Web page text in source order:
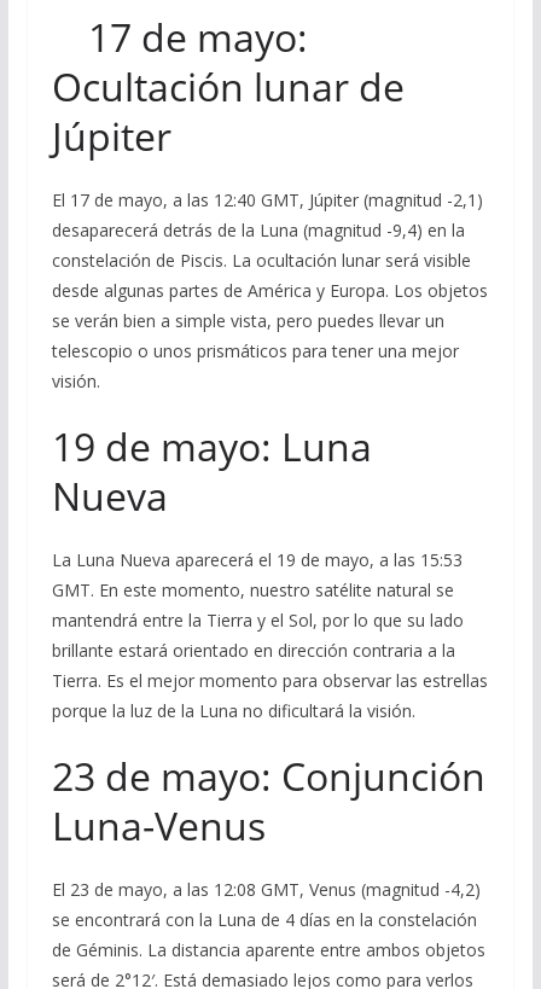
17 de mayo:
Ocultación lunar de
Júpiter
El 17 de mayo, a las 12:40 GMT, Júpiter (magnitud -2,1)
desaparecerá detrás de la Luna (magnitud -9,4) en la
constelación de Piscis. La ocultación lunar será visible
desde algunas partes de América y Europa. Los objetos
se verán bien a simple vista, pero puedes llevar un
telescopio o unos prismáticos para tener una mejor
visión.
19 de mayo: Luna
Nueva
La Luna Nueva aparecerá el 19 de mayo, a las 15:53
GMT. En este momento, nuestro satélite natural se
mantendrá entre la Tierra y el Sol, por lo que su lado
brillante estará orientado en dirección contraria a la
Tierra. Es el mejor momento para observar las estrellas
porque la luz de la Luna no dificultará la visión.
23 de mayo: Conjunción
Luna-Venus
El 23 de mayo, a las 12:08 GMT, Venus (magnitud -4,2)
se encontrará con la Luna de 4 días en la constelación
de Géminis. La distancia aparente entre ambos objetos
será de 2°12′. Está demasiado lejos como para verlos